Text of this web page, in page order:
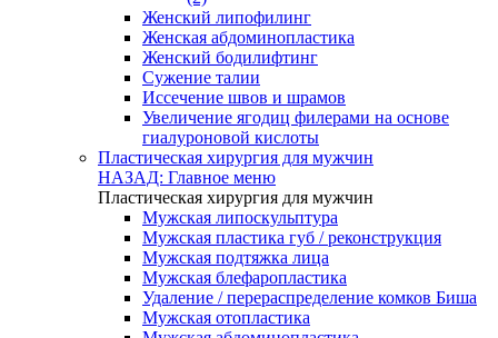
Женский липофилинг
Женская абдоминопластика
Женский бодилифтинг
Сужение талии
Иссечение швов и шрамов
Увеличение ягодиц филерами на основе
гиалуроновой кислоты
Пластическая хирургия для мужчин
НАЗАД: Главное меню
Пластическая хирургия для мужчин
Мужская липоскульптура
Мужская пластика губ / реконструкция
Мужская подтяжка лица
Мужская блефаропластика
Удаление / перераспределение комков Биша
Мужская отопластика